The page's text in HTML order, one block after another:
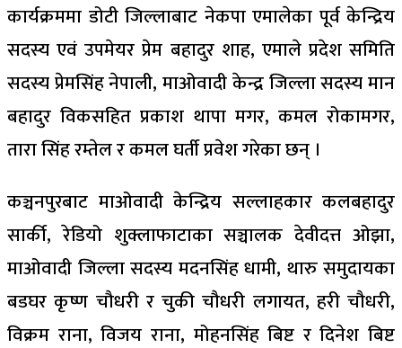
कार्यक्रममा डोटी जिल्लाबाट नेकपा एमालेका पूर्व केन्द्रिय
सदस्य एवं उपमेयर प्रेम बहादुर शाह, एमाले प्रदेश समिति
सदस्य प्रेमसिंह नेपाली, माओवादी केन्द्र जिल्ला सदस्य मान
बहादुर विकसहित प्रकाश थापा मगर, कमल रोकामगर,
तारा सिंह रम्तेल र कमल घर्ती प्रवेश गरेका छन् ।
कञ्चनपुरबाट माओवादी केन्द्रिय सल्लाहकार कलबहादुर
सार्की, रेडियो शुक्लाफाटाका सञ्चालक देवीदत्त ओझा,
माओवादी जिल्ला सदस्य मदनसिंह धामी, थारु समुदायका
बडघर कृष्ण चौधरी र चुकी चौधरी लगायत, हरी चौधरी,
विक्रम राना, विजय राना, मोहनसिंह बिष्ट र दिनेश बिष्ट